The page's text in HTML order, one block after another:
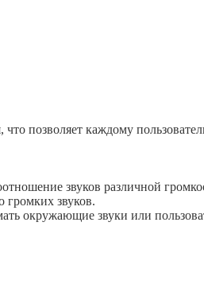
позволяет каждому
звуков различной
звуков.
окружающие звуки или